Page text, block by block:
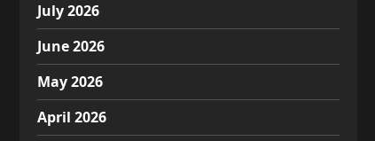
July 2026
June 2026
May 2026
April 2026